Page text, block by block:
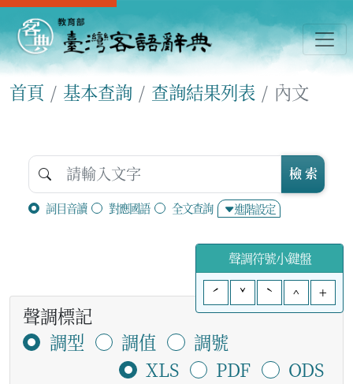
首頁 基本查詢 查詢結果列表 內文
詞目音讀 對應國語 全文查詢 進階設定
檢 索
聲調符號小鍵盤
ˊ
ˇ ˋ ^ +
聲調標記
調型
調值
調號
XLS
PDF
ODS